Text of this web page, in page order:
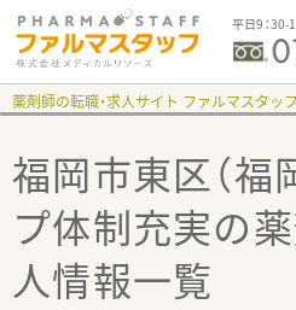
平日9：30-
薬剤師の転職・求人サイト ファルマスタッフ
福岡市東区（福
プ体制充実の
人情報一覧